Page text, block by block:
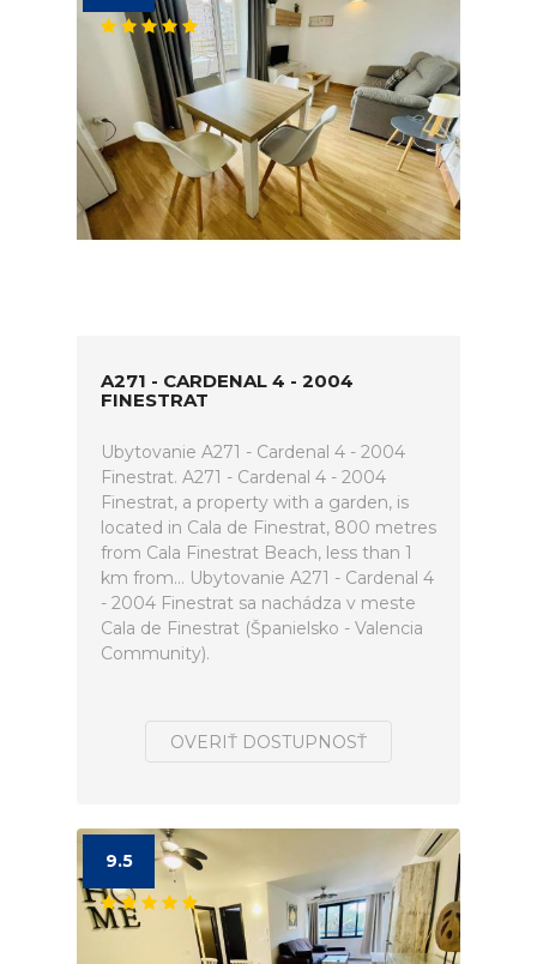
A271 - CARDENAL 4 - 2004
FINESTRAT
Ubytovanie A271 - Cardenal 4 - 2004
Finestrat. A271 - Cardenal 4 - 2004
Finestrat, a property with a garden, is
located in Cala de Finestrat, 800 metres
from Cala Finestrat Beach, less than 1
km from... Ubytovanie A271 - Cardenal 4
- 2004 Finestrat sa nachádza v meste
Cala de Finestrat (Španielsko - Valencia
Community).
OVERIŤ DOSTUPNOSŤ
9.5